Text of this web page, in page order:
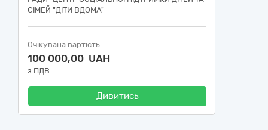
СІМЕЙ "ДІТИ ВДОМА"
Очікувана вартість
100 000,00 UAH
з ПДВ
Дивитись